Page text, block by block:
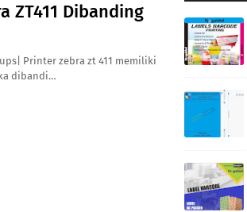
ZT411 Dibanding
Printer zebra zt 411 memiliki
dibandi…